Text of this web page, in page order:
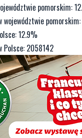
pomorskim:
województwie
12.9%
Polsce: 2058142